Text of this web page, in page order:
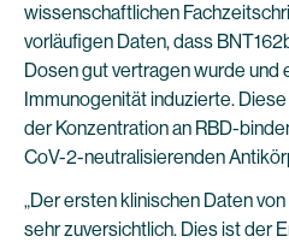
wissenschaftlichen
vorläufigen Daten, dass
Dosen gut vertragen wurde und
Immunogenität induzierte.
der Konzentration an RBD-
CoV-2-neutralisierenden
„Der ersten klinischen Daten
sehr zuversichtlich. Dies ist der